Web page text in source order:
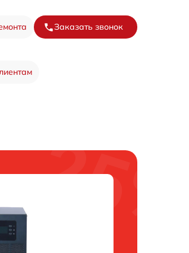
Заказать звонок